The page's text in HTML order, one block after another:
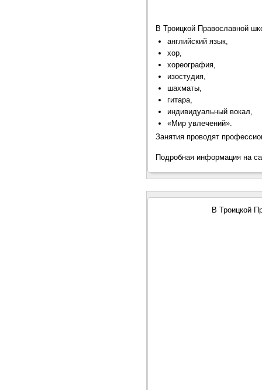
В Троицкой Православной
английский язык,
хор,
хореография,
изостудия,
шахматы,
гитара,
индивидуальный вокал,
«Мир увлечений».
Занятия проводят
Подробная информация на
В Троицкой